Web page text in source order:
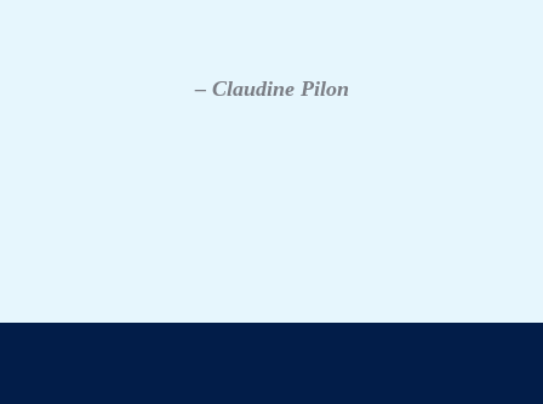
– Claudine Pilon